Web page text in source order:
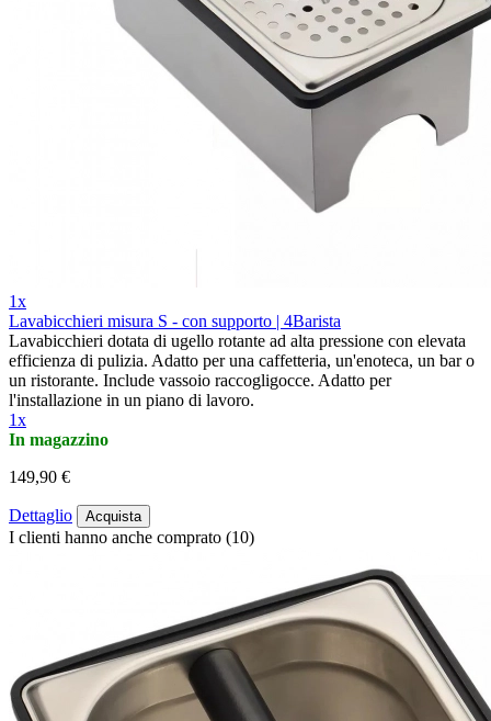
1x
Lavabicchieri misura S - con supporto | 4Barista
Lavabicchieri dotata di ugello rotante ad alta pressione con elevata
efficienza di pulizia. Adatto per una caffetteria, un'enoteca, un bar o
un ristorante. Include vassoio raccogligocce. Adatto per
l'installazione in un piano di lavoro.
1x
In magazzino
149,90 €
Dettaglio Acquista
I clienti hanno anche comprato (10)